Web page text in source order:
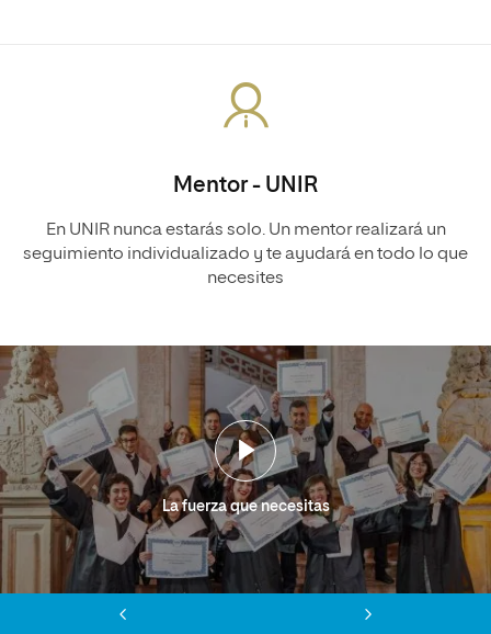
Mentor - UNIR
En UNIR nunca estarás solo. Un mentor realizará un
seguimiento individualizado y te ayudará en todo lo que
necesites
La fuerza que necesitas